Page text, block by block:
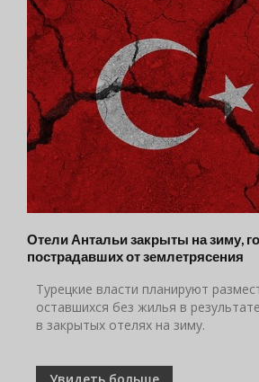
Отели Антальи закрыты на зиму,
пострадавших от землетрясения
Турецкие власти планируют
оставшихся без жилья в
в закрытых отелях на зиму.